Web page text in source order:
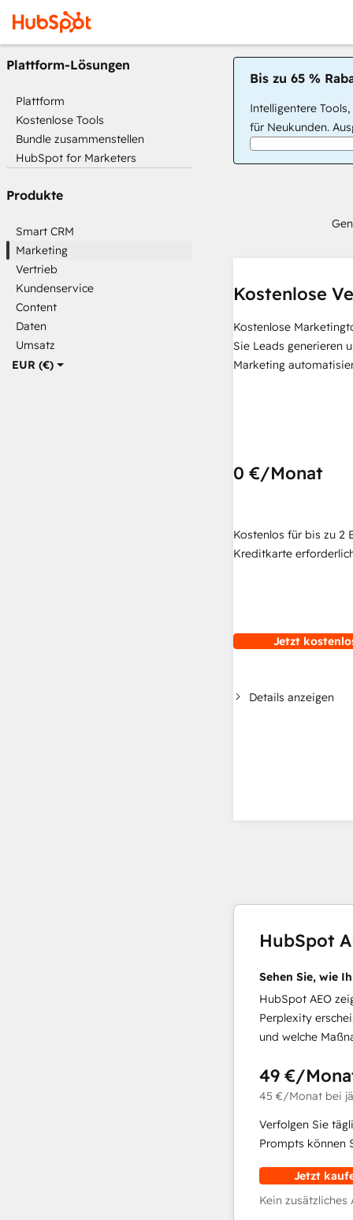
EUR (€)
Plattform-Lösungen
Plattform
Kostenlose Tools
Bundle zusammenstellen
HubSpot for Marketers
Produkte
Smart CRM
Marketing
Vertrieb
Kundenservice
Content
Daten
Umsatz
Bis zu 65 %
Intelligentere
für Neukunden.
Kostenlose
Kostenlose
Sie Leads generieren
Marketing
0 €/Monat
Kostenlos für bis zu 2
Kreditkarte
Jetzt
Details anzeigen
HubSpot
Sehen Sie, wie
HubSpot AEO
Perplexity
und welche
49 €/
45 €/Monat bei
Verfolgen Sie
Prompts können
Jetzt
Kein